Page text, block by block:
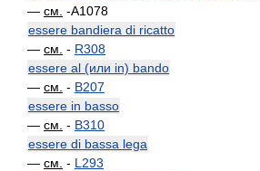
— см. -A1078
essere bandiera di ricatto
— см. - R308
essere al (или in) bando
— см. - B207
essere in basso
— см. - B310
essere di bassa lega
— см. - L293